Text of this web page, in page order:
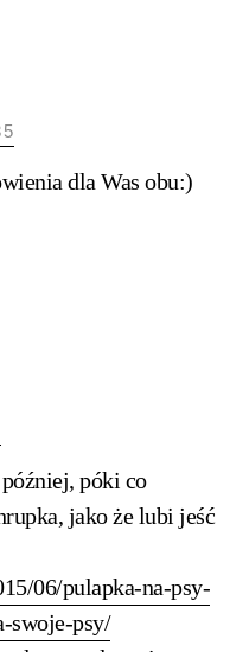
dla Was obu:)
póki co
jako że lubi jeść
06/pulapka-na-psy-
swoje-psy/